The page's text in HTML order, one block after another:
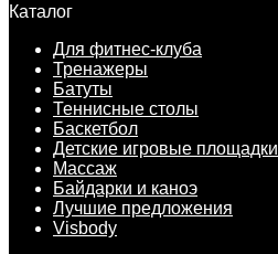
Каталог
Для фитнес-клуба
Тренажеры
Батуты
Теннисные столы
Баскетбол
Детские игровые площадки
Массаж
Байдарки и каноэ
Лучшие предложения
Visbody